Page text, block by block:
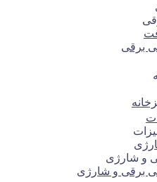
برقی
و شارژی
برقی و شارژی